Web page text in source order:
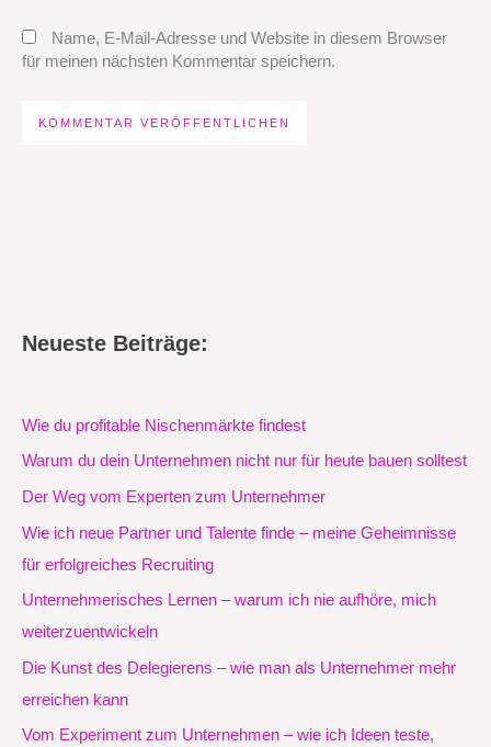
Name, E-Mail-Adresse und Website in diesem Browser
für meinen nächsten Kommentar speichern.
Neueste Beiträge:
Wie du profitable Nischenmärkte findest
Warum du dein Unternehmen nicht nur für heute bauen solltest
Der Weg vom Experten zum Unternehmer
Wie ich neue Partner und Talente finde – meine Geheimnisse
für erfolgreiches Recruiting
Unternehmerisches Lernen – warum ich nie aufhöre, mich
weiterzuentwickeln
Die Kunst des Delegierens – wie man als Unternehmer mehr
erreichen kann
Vom Experiment zum Unternehmen – wie ich Ideen teste,